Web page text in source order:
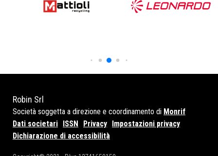
Robin Srl
Società soggetta a direzione e coordinamento di Monrif
Dati societari
ISSN Privacy
Impostazioni privacy
Dichiarazione di accessibilità